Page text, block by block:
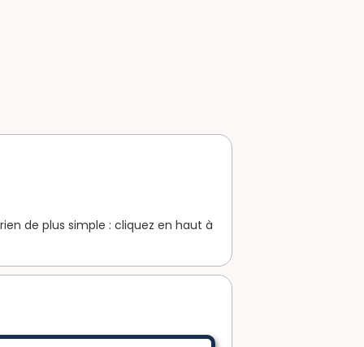
de plus simple : cliquez en haut à